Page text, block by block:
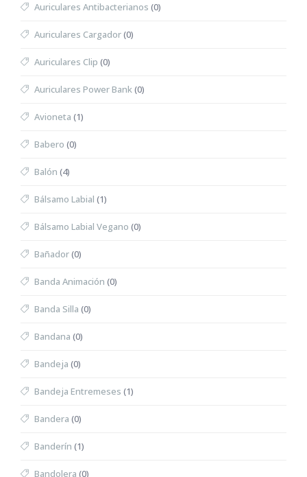
Auriculares Antibacterianos (0)
Auriculares Cargador(0)
Auriculares Clip (0)
Auriculares Power Bank(0)
Avioneta (1)
Babero (0)
Balón (4)
Bálsamo Labial (1)
Bálsamo Labial Vegano (0)
Bañador(0)
Banda Animación (0)
Banda Silla (0)
Bandana (0)
Bandeja (0)
Bandeja Entremeses (1)
Bandera (0)
Banderín (1)
Bandolera (0)